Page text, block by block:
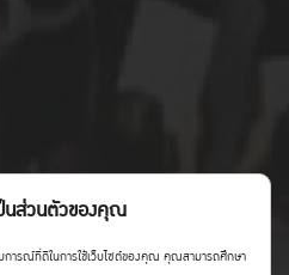
นส่วนตัวของคุณ
ารณ์ที่ดีในการใช้เว็บไซต์ของคุณ คุณสามารถศึกษา